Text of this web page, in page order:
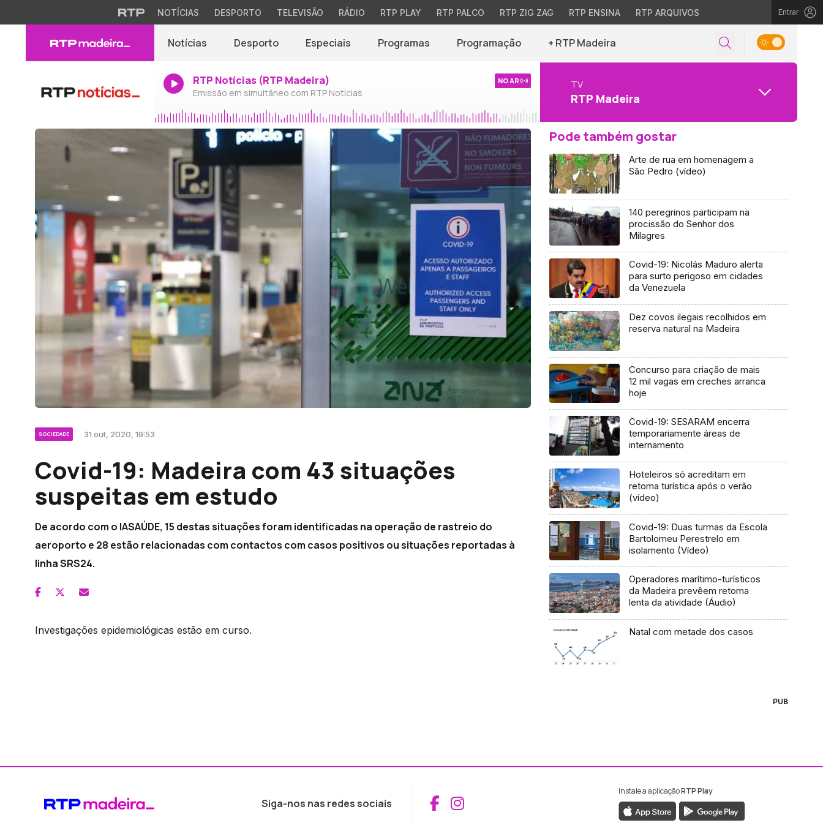
NOTÍCIAS DESPORTO TELEVISÃO RÁDIO RTP PLAY RTP PALCO RTP ZIG ZAG RTP ENSINA RTP ARQUIVOS Entrar
Notícias Desporto Especiais Programas Programação + RTP Madeira
RTP Notícias (RTP Madeira)
Emissão em simultâneo com RTP Notícias
NO AR TV
RTP Madeira
SOCIEDADE 31 out, 2020, 19:53
Covid-19: Madeira com 43 situações
suspeitas em estudo
De acordo com o IASAÚDE, 15 destas situações foram identificadas na operação de rastreio do
aeroporto e 28 estão relacionadas com contactos com casos positivos ou situações reportadas à
linha SRS24.
Investigações epidemiológicas estão em curso.
Pode também gostar
Arte de rua em homenagem a
São Pedro (vídeo)
140 peregrinos participam na
procissão do Senhor dos
Milagres
Covid-19: Nicolás Maduro alerta
para surto perigoso em cidades
da Venezuela
Dez covos ilegais recolhidos em
reserva natural na Madeira
Concurso para criação de mais
12 mil vagas em creches arranca
hoje
Covid-19: SESARAM encerra
temporariamente áreas de
internamento
Hoteleiros só acreditam em
retoma turística após o verão
(vídeo)
Covid-19: Duas turmas da Escola
Bartolomeu Perestrelo em
isolamento (Vídeo)
Operadores marítimo-turísticos
da Madeira prevêem retoma
lenta da atividade (Áudio)
Natal com metade dos casos
PUB
Siga-nos nas redes sociais Aceder ao Facebook da RTP Madeira
Aceder ao Instagram da RTP Madeira
Instale a aplicaçãoRTP Play